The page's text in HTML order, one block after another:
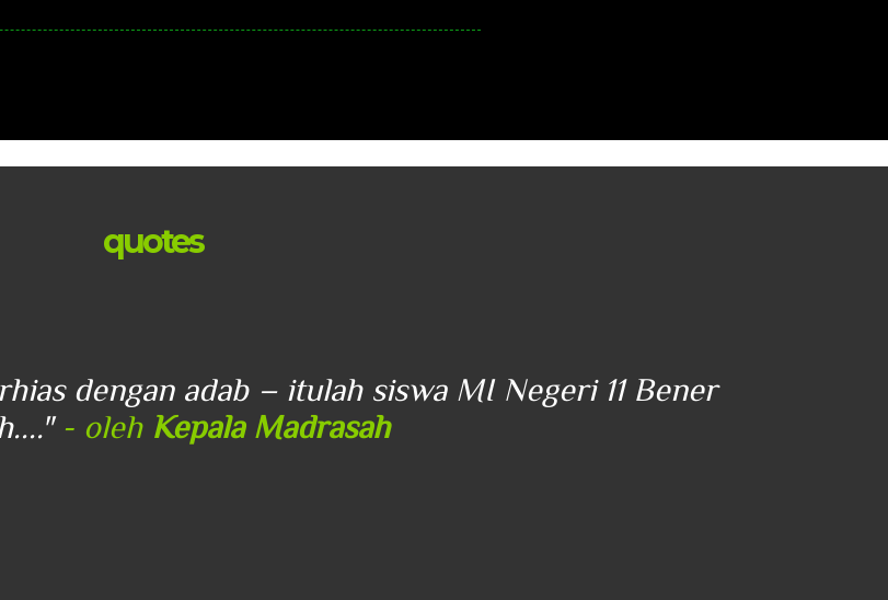
quotes
dengan adab – itulah siswa MI Negeri 11 Bener
- oleh Kepala Madrasah